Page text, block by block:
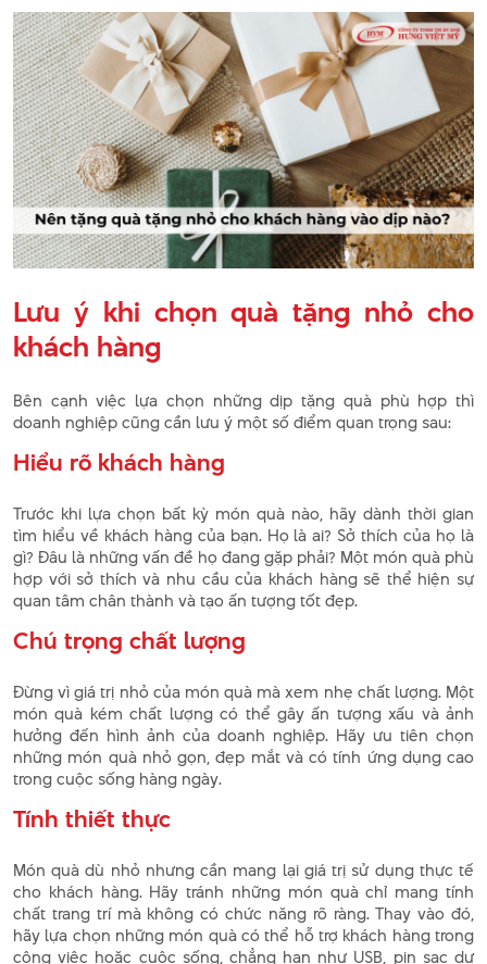
Lưu ý khi chọn quà tặng nhỏ cho
khách hàng
Bên cạnh việc lựa chọn những dịp tặng quà phù hợp thì
doanh nghiệp cũng cần lưu ý một số điểm quan trọng sau:
Hiểu rõ khách hàng
Trước khi lựa chọn bất kỳ món quà nào, hãy dành thời gian
tìm hiểu về khách hàng của bạn. Họ là ai? Sở thích của họ là
gì? Đâu là những vấn đề họ đang gặp phải? Một món quà phù
hợp với sở thích và nhu cầu của khách hàng sẽ thể hiện sự
quan tâm chân thành và tạo ấn tượng tốt đẹp.
Chú trọng chất lượng
Đừng vì giá trị nhỏ của món quà mà xem nhẹ chất lượng. Một
món quà kém chất lượng có thể gây ấn tượng xấu và ảnh
hưởng đến hình ảnh của doanh nghiệp. Hãy ưu tiên chọn
những món quà nhỏ gọn, đẹp mắt và có tính ứng dụng cao
trong cuộc sống hàng ngày.
Tính thiết thực
Món quà dù nhỏ nhưng cần mang lại giá trị sử dụng thực tế
cho khách hàng. Hãy tránh những món quà chỉ mang tính
chất trang trí mà không có chức năng rõ ràng. Thay vào đó,
hãy lựa chọn những món quà có thể hỗ trợ khách hàng trong
công việc hoặc cuộc sống, chẳng hạn như USB, pin sạc dự